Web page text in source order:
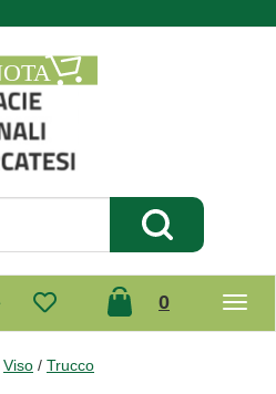
Cerca Prodotto
0prodotti
Viso / Trucco